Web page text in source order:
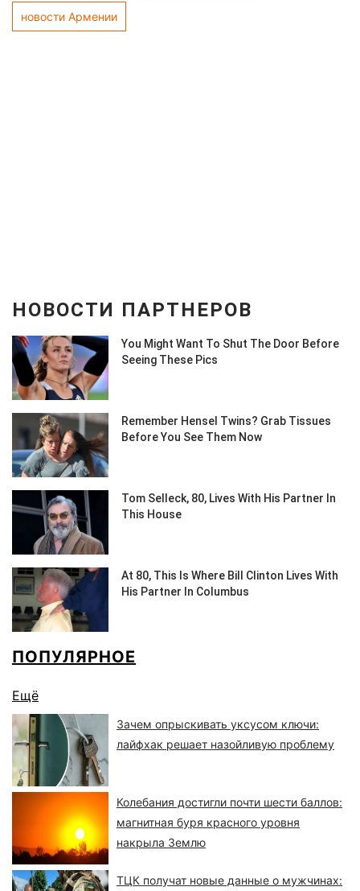
новости Армении
ПОПУЛЯРНОЕ
Ещё
Зачем опрыскивать уксусом ключи:
лайфхак решает назойливую проблему
Колебания достигли почти шести баллов:
магнитная буря красного уровня
накрыла Землю
ТЦК получат новые данные о мужчинах: